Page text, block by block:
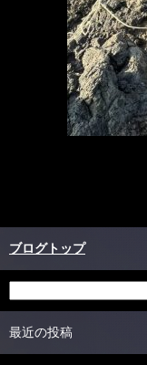
ブログトップ
最近の投稿